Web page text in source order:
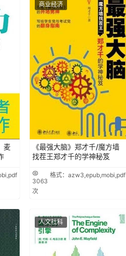
麦
商业经济
《最强大脑》郑才千/魔方墙
找茬王郑才千的学神秘笈
3063
次
格式：azw3,epub,mobi,pdf
人文社科